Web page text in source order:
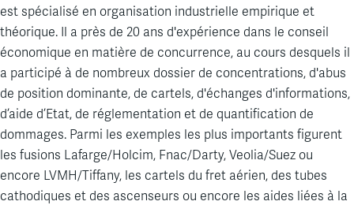
est spécialisé en organisation industrielle empirique et
théorique. Il a près de 20 ans d'expérience dans le conseil
économique en matière de concurrence, au cours desquels il
a participé à de nombreux dossier de concentrations, d'abus
de position dominante, de cartels, d'échanges d'informations,
d’aide d’Etat, de réglementation et de quantification de
dommages. Parmi les exemples les plus importants figurent
les fusions Lafarge/Holcim, Fnac/Darty, Veolia/Suez ou
encore LVMH/Tiffany, les cartels du fret aérien, des tubes
cathodiques et des ascenseurs ou encore les aides liées à la